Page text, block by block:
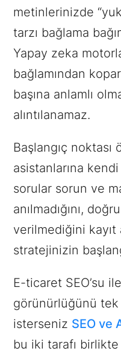
metinlerinizde
tarzı bağlama
Yapay zeka
bağlamından
başına anlamlı
alıntılanamaz.
Başlangıç
asistanlarına
sorular sorun ve
anılmadığını,
verilmediğini kayıt
stratejinizin
E-ticaret SEO’su
görünürlüğünü
isterseniz SEO ve
bu iki tarafı birlikte